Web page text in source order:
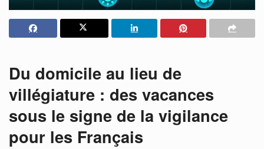
Du domicile au lieu de
villégiature : des vacances
sous le signe de la vigilance
pour les Français